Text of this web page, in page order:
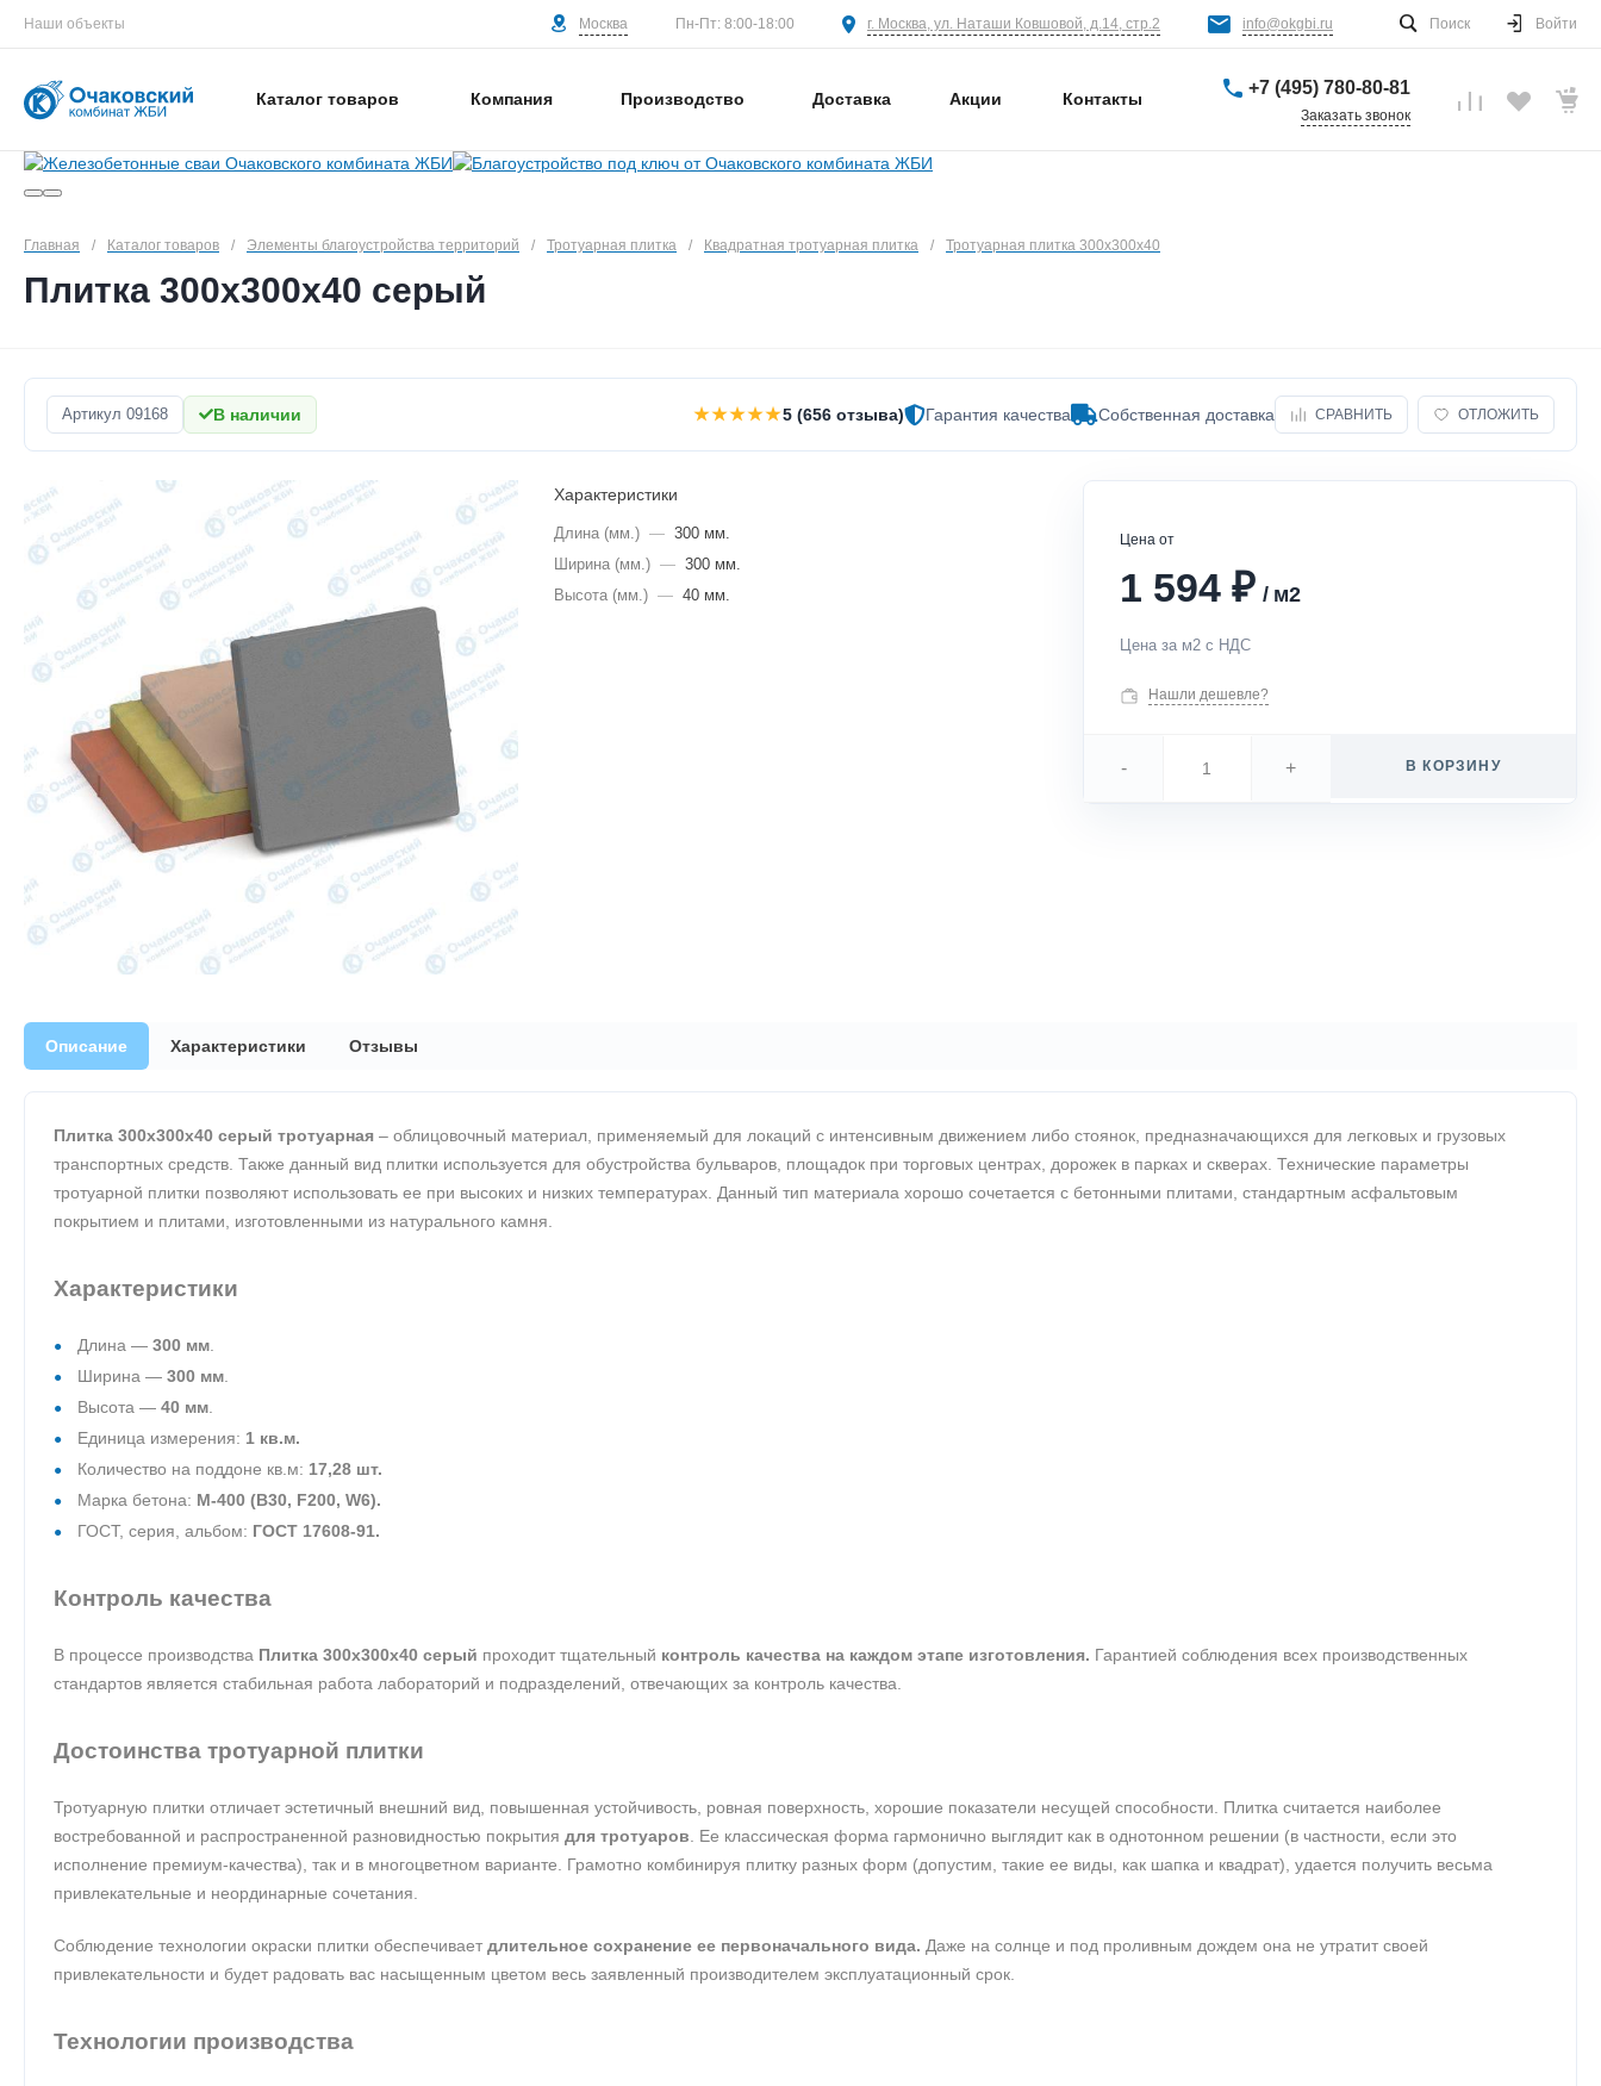
Наши объекты Москва Пн-Пт: 8:00-18:00 г. Москва, ул. Наташи Ковшовой, д.14, стр.2 info@okgbi.ru Поиск Войти
Каталог товаров Компания Производство Доставка Акции Контакты
+7 (495) 780-80-81
Заказать звонок
Главная / Каталог товаров / Элементы благоустройства территорий / Тротуарная плитка / Квадратная тротуарная плитка / Тротуарная плитка 300х300х40
Плитка 300х300х40 серый
Артикул 09168 В наличии ★★★★★5 (656 отзыва) Гарантия качества Собственная доставка СРАВНИТЬ ОТЛОЖИТЬ
Характеристики
Длина (мм.) — 300 мм.
Ширина (мм.) — 300 мм.
Высота (мм.) — 40 мм.
Цена от
1 594₽ / м2
Цена за м2 с НДС
Нашли дешевле?
- + В КОРЗИНУ
Описание Характеристики Отзывы
Плитка 300х300х40 серый тротуарная – облицовочный материал, применяемый для локаций с интенсивным движением либо стоянок, предназначающихся для легковых и грузовых
транспортных средств. Также данный вид плитки используется для обустройства бульваров, площадок при торговых центрах, дорожек в парках и скверах. Технические параметры
тротуарной плитки позволяют использовать ее при высоких и низких температурах. Данный тип материала хорошо сочетается с бетонными плитами, стандартным асфальтовым
покрытием и плитами, изготовленными из натурального камня.
Характеристики
Длина — 300 мм
Ширина — 300 мм
Высота — 40 мм
Единица измерения: 1 кв.м.
Количество на поддоне кв.м: 17,28 шт.
Марка бетона: М-400 (В30, F200, W6).
ГОСТ, серия, альбом: ГОСТ 17608-91.
Контроль качества
В процессе производства Плитка 300х300х40 серый проходит тщательный контроль качества на каждом этапе изготовления. Гарантией соблюдения всех производственных
стандартов является стабильная работа лабораторий и подразделений, отвечающих за контроль качества.
Достоинства тротуарной плитки
Тротуарную плитки отличает эстетичный внешний вид, повышенная устойчивость, ровная поверхность, хорошие показатели несущей способности. Плитка считается наиболее
востребованной и распространенной разновидностью покрытия для тротуаров . Ее классическая форма гармонично выглядит как в однотонном решении (в частности, если это
исполнение премиум-качества), так и в многоцветном варианте. Грамотно комбинируя плитку разных форм (допустим, такие ее виды, как шапка и квадрат), удается получить весьма
привлекательные и неординарные сочетания.
Соблюдение технологии окраски плитки обеспечивает длительное сохранение ее первоначального вида. Даже на солнце и под проливным дождем она не утратит своей
привлекательности и будет радовать вас насыщенным цветом весь заявленный производителем эксплуатационный срок.
Технологии производства